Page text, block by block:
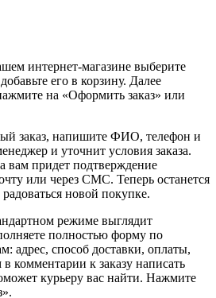
интернет-магазине выберите
его в корзину. Далее
на «Оформить заказ» или
заказ, напишите ФИО, телефон и
и уточнит условия заказа.
вам придет подтверждение
или через СМС. Теперь останется
новой покупке.
режиме выглядит
полностью форму по
адрес, способ доставки, оплаты,
комментарии к заказу написать
курьеру вас найти. Нажмите